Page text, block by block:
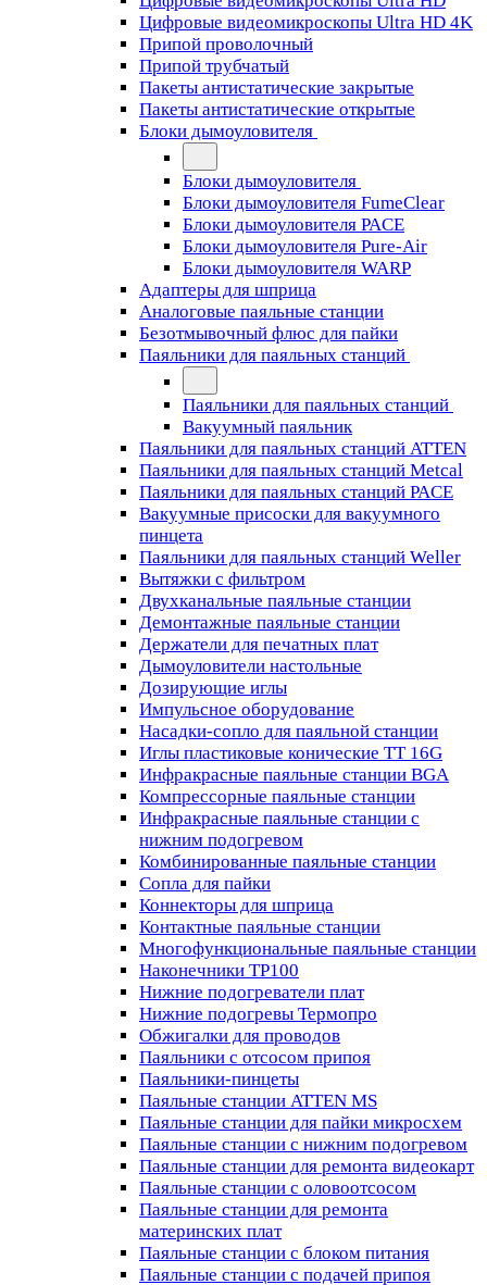
Цифровые видеомикроскопы Ultra HD 4K
Припой проволочный
Припой трубчатый
Пакеты антистатические закрытые
Пакеты антистатические открытые
Блоки дымоуловителя
Блоки дымоуловителя
Блоки дымоуловителя FumeClear
Блоки дымоуловителя PACE
Блоки дымоуловителя Pure-Air
Блоки дымоуловителя WARP
Адаптеры для шприца
Аналоговые паяльные станции
Безотмывочный флюс для пайки
Паяльники для паяльных станций
Паяльники для паяльных станций
Вакуумный паяльник
Паяльники для паяльных станций ATTEN
Паяльники для паяльных станций Metcal
Паяльники для паяльных станций PACE
Вакуумные присоски для вакуумного
пинцета
Паяльники для паяльных станций Weller
Вытяжки с фильтром
Двухканальные паяльные станции
Демонтажные паяльные станции
Держатели для печатных плат
Дымоуловители настольные
Дозирующие иглы
Импульсное оборудование
Насадки-сопло для паяльной станции
Иглы пластиковые конические TT 16G
Инфракрасные паяльные станции BGA
Компрессорные паяльные станции
Инфракрасные паяльные станции с
нижним подогревом
Комбинированные паяльные станции
Сопла для пайки
Коннекторы для шприца
Контактные паяльные станции
Многофункциональные паяльные станции
Наконечники TP100
Нижние подогреватели плат
Нижние подогревы Термопро
Обжигалки для проводов
Паяльники с отсосом припоя
Паяльники-пинцеты
Паяльные станции ATTEN MS
Паяльные станции для пайки микросхем
Паяльные станции с нижним подогревом
Паяльные станции для ремонта видеокарт
Паяльные станции с оловоотсосом
Паяльные станции для ремонта
материнских плат
Паяльные станции с блоком питания
Паяльные станции с подачей припоя